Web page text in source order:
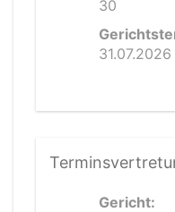
30
Gericht: